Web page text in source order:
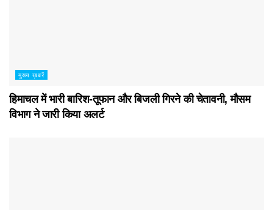
मुख्य ख़बरें
हिमाचल में भारी बारिश-तूफान और बिजली गिरने की चेतावनी, मौसम
विभाग ने जारी किया अलर्ट